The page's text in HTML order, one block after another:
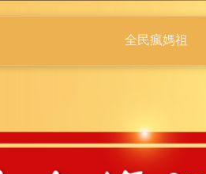
全民瘋媽祖